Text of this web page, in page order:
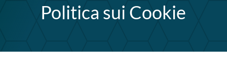
Politica sui Cookie